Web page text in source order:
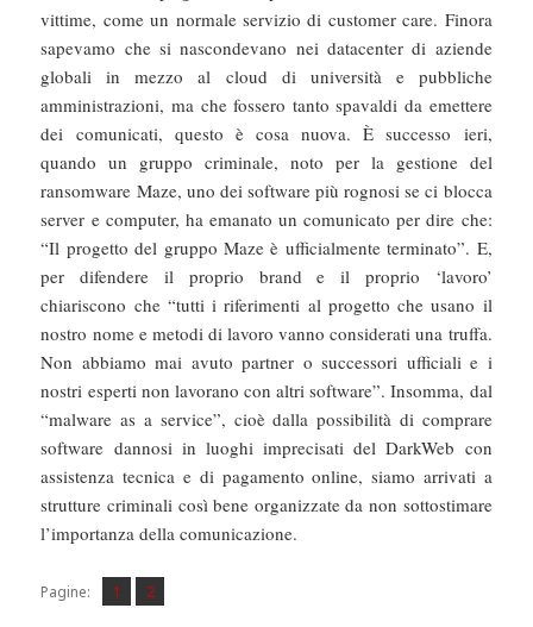
vittime, come un normale servizio di customer care. Finora
sapevamo che si nascondevano nei datacenter di aziende
globali in mezzo al cloud di università e pubbliche
amministrazioni, ma che fossero tanto spavaldi da emettere
dei comunicati, questo è cosa nuova. È successo ieri,
quando un gruppo criminale, noto per la gestione del
ransomware Maze, uno dei software più rognosi se ci blocca
server e computer, ha emanato un comunicato per dire che:
“Il progetto del gruppo Maze è ufficialmente terminato”. E,
per difendere il proprio brand e il proprio ‘lavoro’
chiariscono che “tutti i riferimenti al progetto che usano il
nostro nome e metodi di lavoro vanno considerati una truffa.
Non abbiamo mai avuto partner o successori ufficiali e i
nostri esperti non lavorano con altri software”. Insomma, dal
“malware as a service”, cioè dalla possibilità di comprare
software dannosi in luoghi imprecisati del DarkWeb con
assistenza tecnica e di pagamento online, siamo arrivati a
strutture criminali così bene organizzate da non sottostimare
l’importanza della comunicazione.
Pagine: Pagina
1 ,
Pagina
2